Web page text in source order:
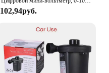
102,94руб.